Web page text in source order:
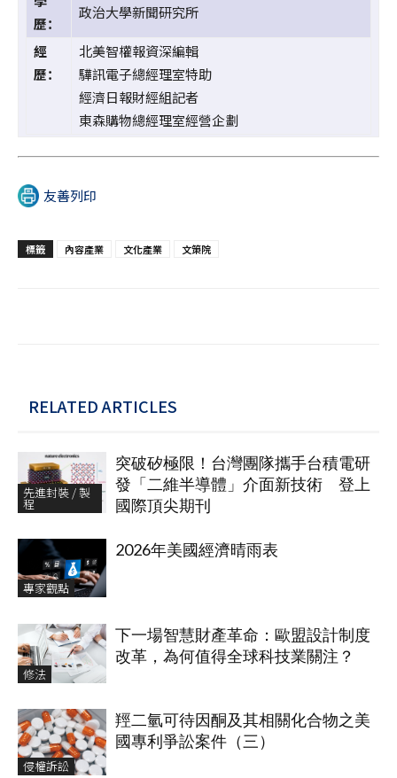
歷：
政治大學新聞研究所
經
歷：
北美智權報資深編輯
驊訊電子總經理室特助
經濟日報財經組記者
東森購物總經理室經營企劃
友善列印
標籤 內容產業 文化產業 文策院
RELATED ARTICLES
先進封裝 / 製
程
突破矽極限！台灣團隊攜手台積電研
發「二維半導體」介面新技術 登上
國際頂尖期刊
專家觀點
2026年美國經濟晴雨表
修法
下一場智慧財產革命：歐盟設計制度
改革，為何值得全球科技業關注？
侵權訴訟
羥二氫可待因酮及其相關化合物之美
國專利爭訟案件（三）